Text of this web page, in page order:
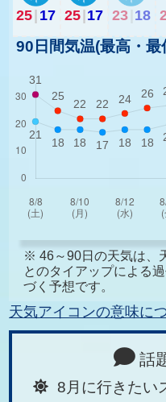
25| 17 25|17 23 18
90日間気温(最高・最
※ 46～90日の天気は、
とのタイアップによる
づく予想です。
天気アイコンの意味に
話
8月に行きたい